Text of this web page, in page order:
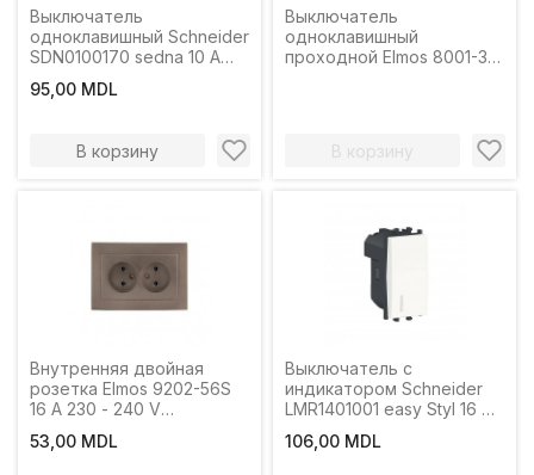
Выключатель
одноклавишный Schneider
SDN0100170 sedna 10 A
95,00 MDL
В корзину
Выключатель
одноклавишный
проходной Elmos 8001-31
В корзину
Внутренняя двойная
розетка Elmos 9202-56S
16 A 230 - 240 V
53,00 MDL
Выключатель с
индикатором Schneider
LMR1401001 easy Styl 16 A
106,00 MDL